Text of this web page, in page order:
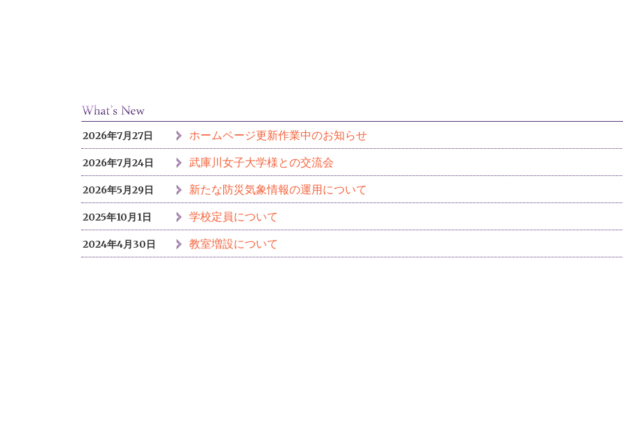
2026年7月27日 ホームページ更新作業中のお知らせ
2026年7月24日 武庫川女子大学様との交流会
2026年5月29日 新たな防災気象情報の運用について
2025年10月1日 学校定員について
2024年4月30日 教室増設について